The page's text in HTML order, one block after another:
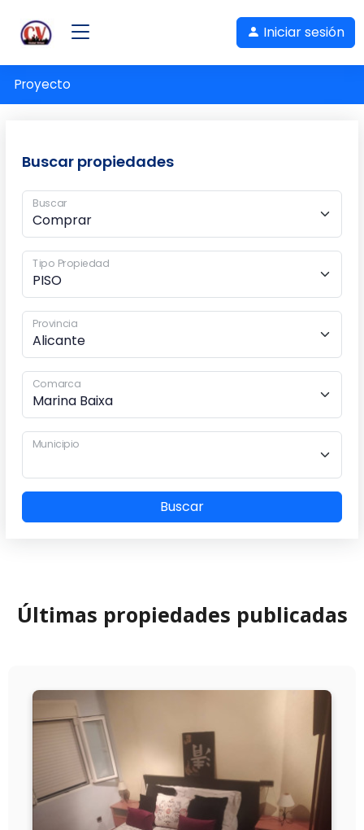
Iniciar sesión
Proyecto
Buscar propiedades
Buscar
Tipo Propiedad
Provincia
Comarca
Municipio
Buscar
Últimas propiedades publicadas